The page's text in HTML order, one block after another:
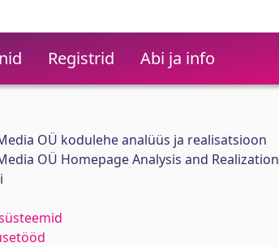
Registrid Abi ja info
OÜ kodulehe analüüs ja realisatsioon
OÜ Homepage Analysis and Realization